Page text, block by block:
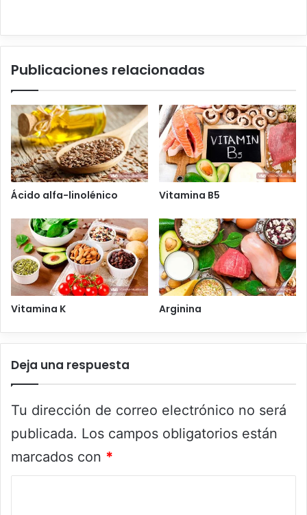
Publicaciones relacionadas
Ácido alfa-linolénico Vitamina B5
Vitamina K Arginina
Deja una respuesta
Tu dirección de correo electrónico no será
publicada. Los campos obligatorios están
marcados con *